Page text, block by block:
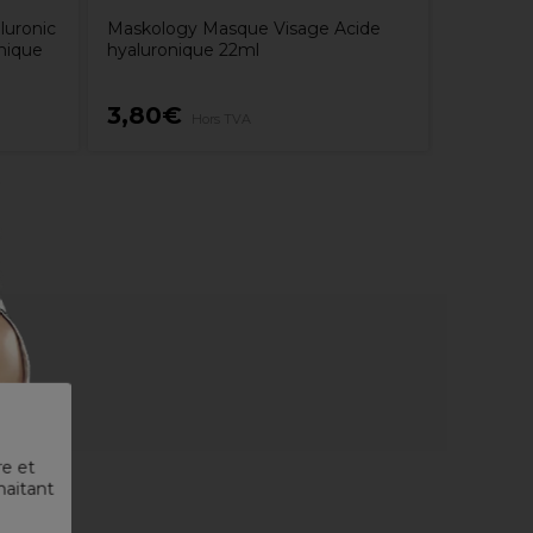
et
Maskology Masque Visage Acide
hyaluronique 22ml
3,80€